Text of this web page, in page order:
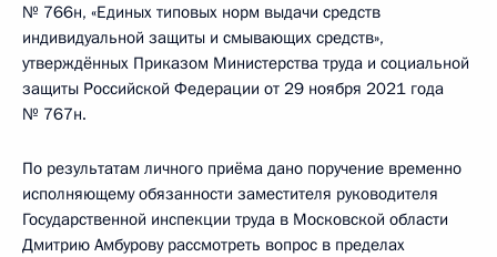
№ 766н, «Единых типовых норм выдачи средств
индивидуальной защиты и смывающих средств»,
утверждённых Приказом Министерства труда и социальной
защиты Российской Федерации от 29 ноября 2021 года
№ 767н.
По результатам личного приёма дано поручение временно
исполняющему обязанности заместителя руководителя
Государственной инспекции труда в Московской области
Дмитрию Амбурову рассмотреть вопрос в пределах